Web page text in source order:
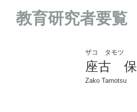
教育研究者要覧
ザコ タモツ
座古 保
Zako Tamotsu